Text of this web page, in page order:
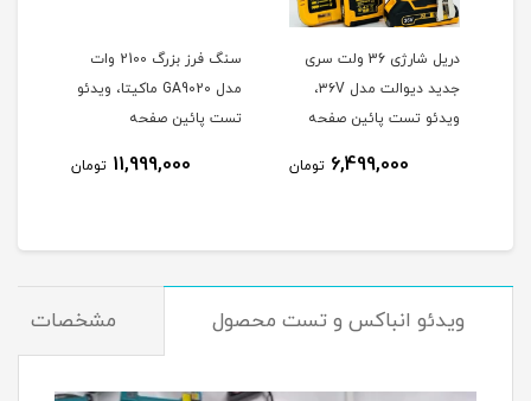
دریل شارژی 36 ولت سری
جدید دیوالت مدل ۳۶V،
ویدئو تست پائین صفحه
6,499,000 تومان
سنگ فرز بزرگ 2100 وات
مدل GA9020 ماکیتا، ویدئو
تست پائین صفحه
11,999,000 تومان
ویدئو انباکس و تست محصول مشخصات